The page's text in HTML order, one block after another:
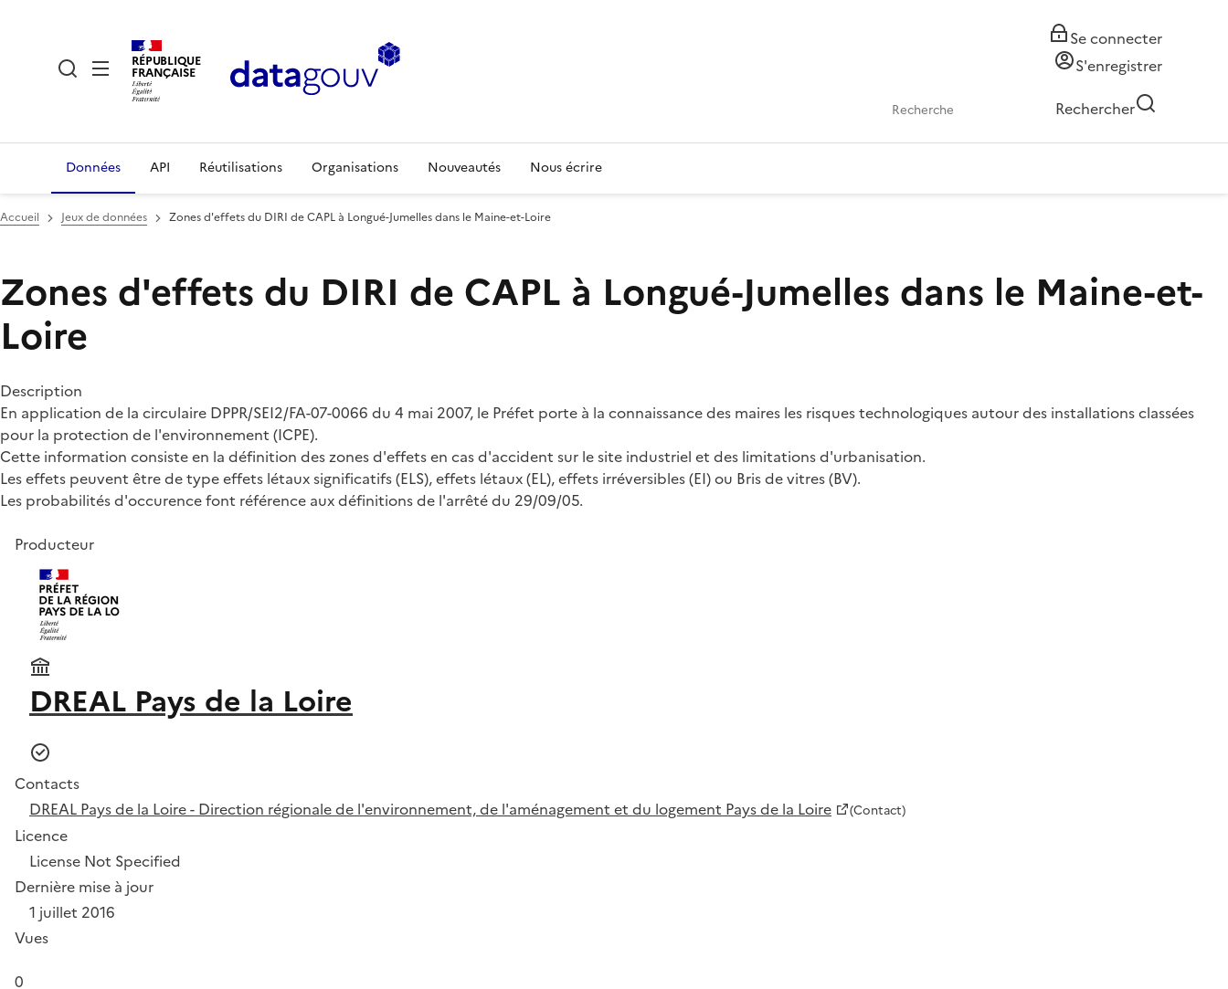
RÉPUBLIQUE
FRANÇAISE
Se connecter
S'enregistrer
Rechercher
Données API Réutilisations Organisations Nouveautés Nous écrire
Accueil Jeux de données Zones d'effets du DIRI de CAPL à Longué-Jumelles dans le Maine-et-Loire
Zones d'effets du DIRI de CAPL à Longué-Jumelles dans le Maine-et-
Loire
Description
En application de la circulaire DPPR/SEI2/FA-07-0066 du 4 mai 2007, le Préfet porte à la connaissance des maires les risques technologiques autour des installations classées
pour la protection de l'environnement (ICPE).
Cette information consiste en la définition des zones d'effets en cas d'accident sur le site industriel et des limitations d'urbanisation.
Les effets peuvent être de type effets létaux significatifs (ELS), effets létaux (EL), effets irréversibles (EI) ou Bris de vitres (BV).
Les probabilités d'occurence font référence aux définitions de l'arrêté du 29/09/05.
Producteur
DREAL Pays de la Loire
Contacts
DREAL Pays de la Loire - Direction régionale de l'environnement, de l'aménagement et du logement Pays de la Loire
(Contact)
Licence
License Not Specified
Dernière mise à jour
1 juillet 2016
Vues
0